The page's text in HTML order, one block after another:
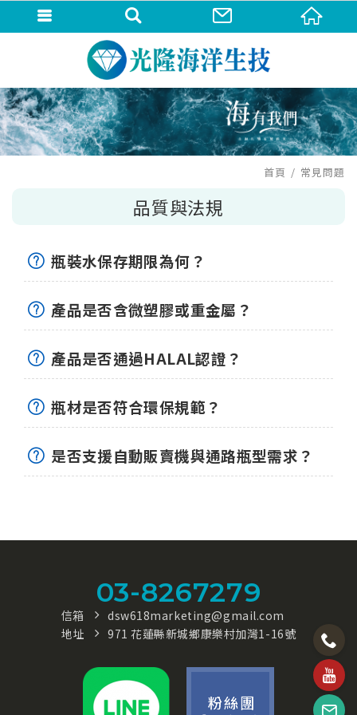
首頁 常見問題
品質與法規
瓶裝水保存期限為何？
產品是否含微塑膠或重金屬？
產品是否通過HALAL認證？
瓶材是否符合環保規範？
是否支援自動販賣機與通路瓶型需求？
03-8267279
信箱
dsw618marketing@gmail.com
地址
971 花蓮縣新城鄉康樂村加灣1-16號